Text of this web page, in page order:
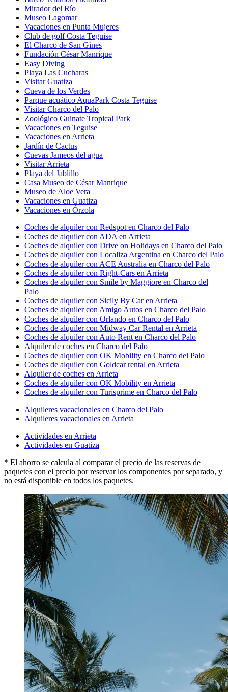
Mirador del Río
Museo Lagomar
Vacaciones en Punta Mujeres
Club de golf Costa Teguise
El Charco de San Gines
Fundación César Manrique
Easy Diving
Playa Las Cucharas
Visitar Guatiza
Cueva de los Verdes
Parque acuático AquaPark Costa Teguise
Visitar Charco del Palo
Zoológico Guinate Tropical Park
Vacaciones en Teguise
Vacaciones en Arrieta
Jardín de Cactus
Cuevas Jameos del agua
Visitar Arrieta
Playa del Jablillo
Casa Museo de César Manrique
Museo de Aloe Vera
Vacaciones en Guatiza
Vacaciones en Órzola
Coches de alquiler con Redspot en Charco del Palo
Coches de alquiler con ADA en Arrieta
Coches de alquiler con Drive on Holidays en Charco del Palo
Coches de alquiler con Localiza Argentina en Charco del Palo
Coches de alquiler con ACE Australia en Charco del Palo
Coches de alquiler con Right-Cars en Arrieta
Coches de alquiler con Smile by Maggiore en Charco del
Palo
Coches de alquiler con Sicily By Car en Arrieta
Coches de alquiler con Amigo Autos en Charco del Palo
Coches de alquiler con Orlando en Charco del Palo
Coches de alquiler con Midway Car Rental en Arrieta
Coches de alquiler con Auto Rent en Charco del Palo
Alquiler de coches en Charco del Palo
Coches de alquiler con OK Mobility en Charco del Palo
Coches de alquiler con Goldcar rental en Arrieta
Alquiler de coches en Arrieta
Coches de alquiler con OK Mobility en Arrieta
Coches de alquiler con Turisprime en Charco del Palo
Alquileres vacacionales en Charco del Palo
Alquileres vacacionales en Arrieta
Actividades en Arrieta
Actividades en Guatiza
* El ahorro se calcula al comparar el precio de las reservas de
paquetes con el precio por reservar los componentes por separado, y
no está disponible en todos los paquetes.